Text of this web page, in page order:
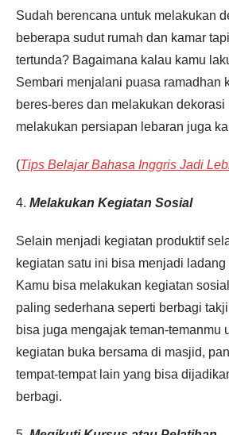
Sudah berencana untuk melakukan
beberapa sudut rumah dan kamar
tertunda? Bagaimana kalau kamu
Sembari menjalani puasa ramadhan
beres-beres dan melakukan
melakukan persiapan lebaran juga
(Tips Belajar Bahasa Inggris Jadi
4. Melakukan Kegiatan Sosial
Selain menjadi kegiatan produktif
kegiatan satu ini bisa menjadi
Kamu bisa melakukan kegiatan
paling sederhana seperti berbagi
bisa juga mengajak teman-temanmu
kegiatan buka bersama di masjid,
tempat-tempat lain yang bisa
berbagi.